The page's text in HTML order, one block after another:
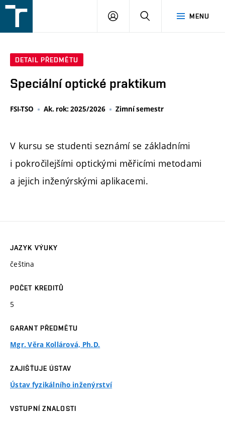
v
MENU
PŘIHLÁŠENÍ
DETAIL PŘEDMĚTU
Speciální optické praktikum
FSI-TSO Ak. rok: 2025/2026 Zimní semestr
V kursu se studenti seznámí se základními
i pokročilejšími optickými měřicími metodami
a jejich inženýrskými aplikacemi.
JAZYK VÝUKY
čeština
POČET KREDITŮ
5
GARANT PŘEDMĚTU
Mgr. Věra Kollárová, Ph.D.
ZAJIŠŤUJE ÚSTAV
Ústav fyzikálního inženýrství
VSTUPNÍ ZNALOSTI